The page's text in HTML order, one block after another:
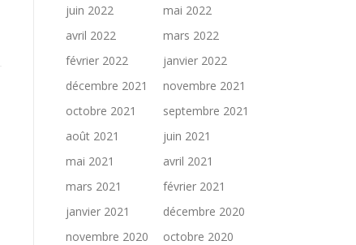
juin 2022
mai 2022
avril 2022
mars 2022
février 2022
janvier 2022
décembre 2021
novembre 2021
octobre 2021
septembre 2021
août 2021
juin 2021
mai 2021
avril 2021
mars 2021
février 2021
janvier 2021
décembre 2020
novembre 2020
octobre 2020